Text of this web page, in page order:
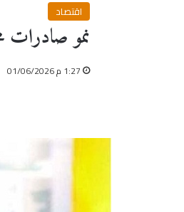
اقتصاد
نمو صادرات
1:27 م 01/06/2026